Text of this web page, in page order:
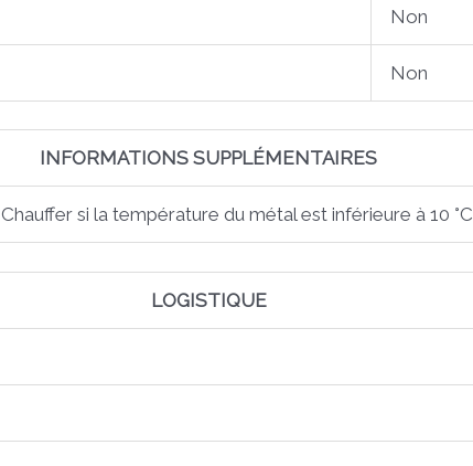
Non
Non
INFORMATIONS SUPPLÉMENTAIRES
Chauffer si la température du métal est inférieure à 10 °C
LOGISTIQUE